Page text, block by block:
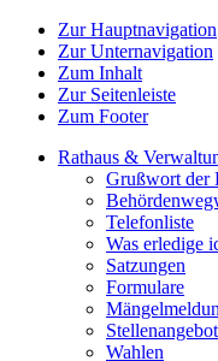
Zur Hauptnavigation
Zur Unternavigation
Zum Inhalt
Zur Seitenleiste
Zum Footer
Rathaus &
Grußwort der
Telefonliste
Was erledige
Satzungen
Formulare
Wahlen